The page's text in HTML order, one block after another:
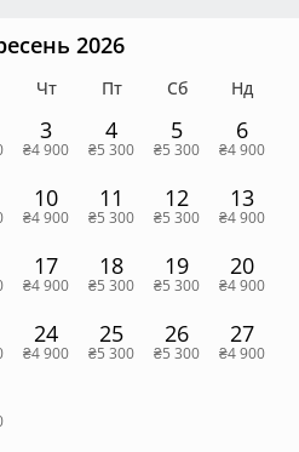
2026
Чт Пт Сб Нд
3
₴4 900
4
₴5 300
5
₴5 300
6
₴4 900
10
₴4 900
11
₴5 300
12
₴5 300
13
₴4 900
17
₴4 900
18
₴5 300
19
₴5 300
20
₴4 900
24
₴4 900
25
₴5 300
26
₴5 300
27
₴4 900